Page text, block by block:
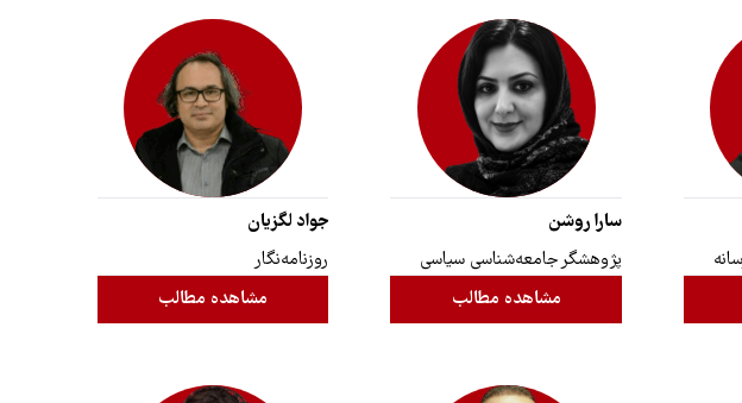
سارا روشن
پژوهشگر جامعه‌شناسی سیاسی
مشاهده مطالب
جواد لگزیان
روزنامه‌نگار
مشاهده مطالب